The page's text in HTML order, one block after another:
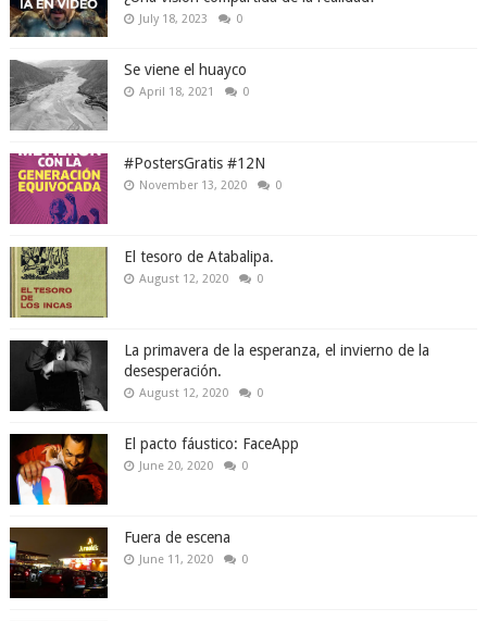
July 18, 2023 0
Se viene el huayco
April 18, 2021 0
#PostersGratis #12N
November 13, 2020 0
El tesoro de Atabalipa.
August 12, 2020 0
La primavera de la esperanza, el invierno de la
desesperación.
August 12, 2020 0
El pacto fáustico: FaceApp
June 20, 2020 0
Fuera de escena
June 11, 2020 0